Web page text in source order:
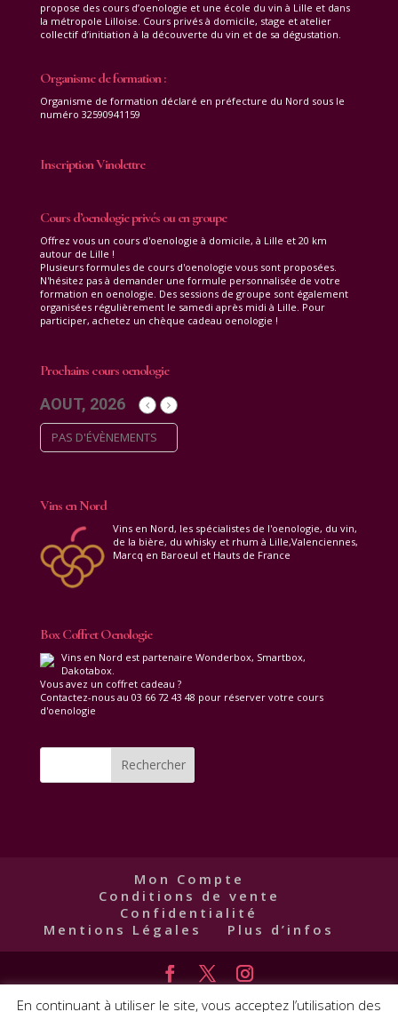
propose des cours d’oenologie et une école du vin à Lille et dans
la métropole Lilloise. Cours privés à domicile, stage et atelier
collectif d’initiation à la découverte du vin et de sa dégustation.
Organisme de formation :
Organisme de formation déclaré en préfecture du Nord sous le
numéro 32590941159
Inscription Vinolettre
Cours d’oenologie privés ou en groupe
Offrez vous un cours d'oenologie à domicile, à Lille et 20 km
autour de Lille !
Plusieurs formules de cours d'oenologie vous sont proposées.
N'hésitez pas à demander une formule personnalisée de votre
formation en oenologie. Des sessions de groupe sont également
organisées régulièrement le samedi après midi à Lille. Pour
participer, achetez un chèque cadeau oenologie !
Prochains cours oenologie
AOUT, 2026
PAS D'ÉVÈNEMENTS
Vins en Nord
Vins en Nord, les spécialistes de l'oenologie, du vin,
de la bière, du whisky et rhum à Lille,Valenciennes,
Marcq en Baroeul et Hauts de France
Box Coffret Oenologie
Vins en Nord est partenaire Wonderbox, Smartbox,
Dakotabox.
Vous avez un coffret cadeau ?
Contactez-nous au 03 66 72 43 48 pour réserver votre cours
d'oenologie
Mon Compte
Conditions de vente
Confidentialité
Mentions Légales
Plus d’infos
Créé par WIN | L'abus d'alcool est dangereux pour la santé,
En continuant à utiliser le site, vous acceptez l’utilisation des